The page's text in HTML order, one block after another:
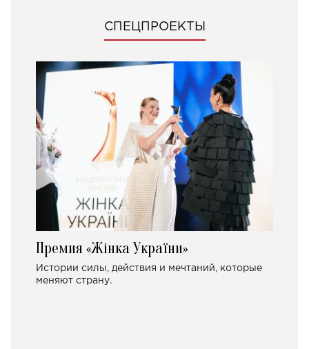
СПЕЦПРОЕКТЫ
Премия «Жінка України»
Истории силы, действия и мечтаний, которые
меняют страну.